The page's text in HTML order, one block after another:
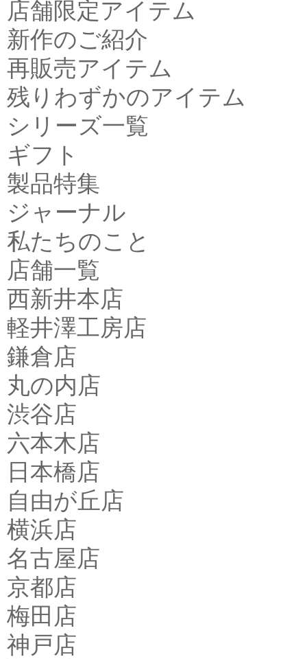
店舗限定アイテム
新作のご紹介
再販売アイテム
残りわずかのアイテム
シリーズ一覧
ギフト
製品特集
ジャーナル
私たちのこと
店舗一覧
西新井本店
軽井澤工房店
鎌倉店
丸の内店
渋谷店
六本木店
日本橋店
自由が丘店
横浜店
名古屋店
京都店
梅田店
神戸店